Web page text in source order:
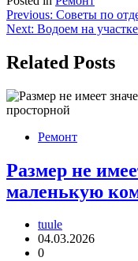
Навигация
по
записям
Previous: Советы по
Next: Водоем на
Related Posts
Ремонт
Размер не
маленькую
tuule
04.03.2026
0